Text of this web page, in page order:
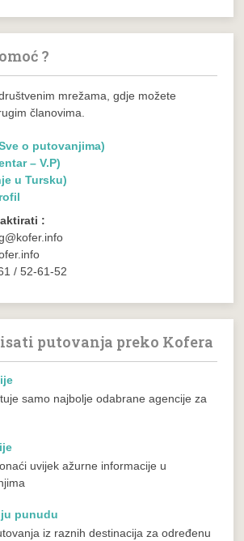
?
mrežama, gdje možete
članovima.
o putovanjima)
– V.P)
u Tursku)
:
/ 52-61-52
putovanja preko Kofera
samo najbolje odabrane agencije za
uvijek ažurne informacije u
punudu
iz raznih destinacija za određenu